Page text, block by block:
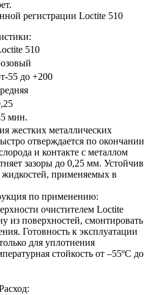
регистрации Loctite 510
510
55 до +200
мин.
жестких металлических
отверждается по окончании
и контакте с металлом
зазоры до 0,25 мм. Устойчив
применяемых в
по применению:
очистителем Loctite
из поверхностей, смонтировать
Готовность к эксплуатации
для уплотнения
стойкость от –55ºС до